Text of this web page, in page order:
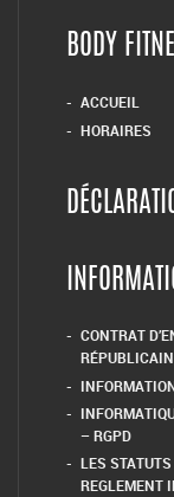
BODY
ACCUEIL
HORAIRES
CONTRAT
RÉPUBLICAIN
– RGPD
LES
REGLEMENT